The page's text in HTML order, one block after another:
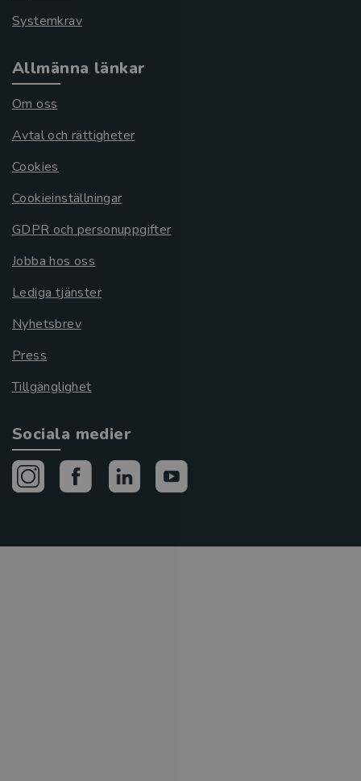
Systemkrav
Allmänna länkar
Om oss
Avtal och rättigheter
Cookies
Cookieinställningar
GDPR och personuppgifter
Jobba hos oss
Lediga tjänster
Nyhetsbrev
Press
Tillgänglighet
Sociala medier